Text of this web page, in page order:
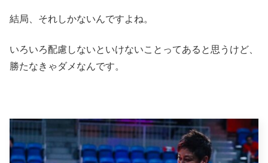
結局、それしかないんですよね。
いろいろ配慮しないといけないことってあると思うけど、
勝たなきゃダメなんです。